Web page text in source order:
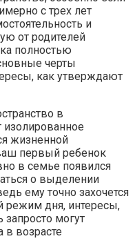
с трех лет
и
от родителей
полностью
черты
как утверждают
в
изолированное
жизненной
первый ребенок
в семье появился
о выделении
ему точно захочется
режим дня, интересы,
могут
в возрасте